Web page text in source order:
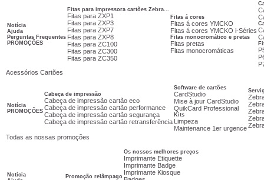
Notícia
Ajuda
Perguntas Frequentes
PROMOÇÕES
Fitas para impressora cartões Zebra...
Fitas para ZXP1
Fitas para ZXP3
Fitas para ZXP7
Fitas para ZXP8
Fitas para ZC100
Fitas para ZC300
Fitas para ZC350
Fitas á cores
Fitas á cores YMCKO
Fitas á cores YMCKO i-Séries
Fitas monocromático e pretas
Fitas pretas
Fitas monocromáticas
Acessórios Cartões
Notícia
PROMOÇÕES
Cabeça de impressão
Cabeça de impressão cartão eco
Cabeça de impressão cartão performance
Cabeça de impressão cartão segurança
Cabeça de impressão cartão retransferência
Software de cartões
CardStudio
Mise à jour CardStudio
QuikCard Professional
Kits
Limpeza
Maintenance 1er urgence
Todas as nossas promoções
Notícia
Promoção relâmpago
Os nossos melhores preços
Imprimante Etiquette
Imprimante Badge
Imprimante Kiosque